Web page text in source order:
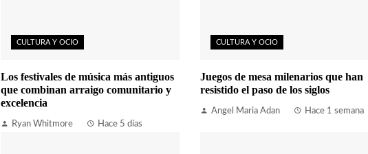
CULTURA Y OCIO
Los festivales de música más antiguos
que combinan arraigo comunitario y
excelencia
Ryan Whitmore Hace 5 días
CULTURA Y OCIO
Juegos de mesa milenarios que han
resistido el paso de los siglos
Angel Maria Adan Hace 1 semana